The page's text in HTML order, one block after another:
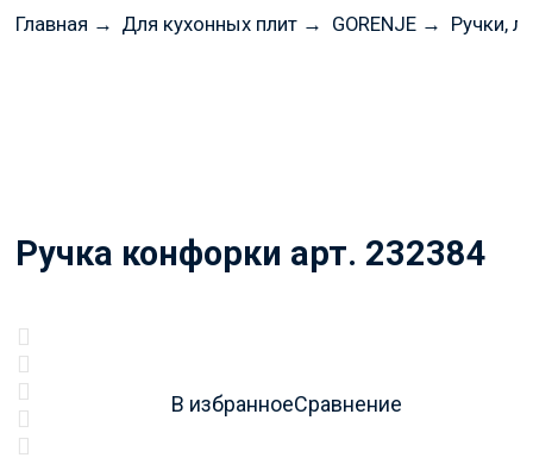
Главная → Для кухонных плит → GORENJE→ Ручки,
Ручка конфорки арт. 232384
В избранноеСравнение